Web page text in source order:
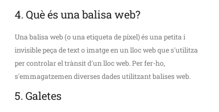
4. Què és una balisa web?
Una balisa web (o una etiqueta de píxel) és una petita i
invisible peça de text o imatge en un lloc web que s'utilitza
per controlar el trànsit d'un lloc web. Per fer-ho,
s'emmagatzemen diverses dades utilitzant balises web.
5. Galetes